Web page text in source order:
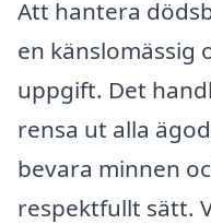
Att hantera
en känslomässig
uppgift. Det
rensa ut alla
bevara minnen
respektfullt sätt.